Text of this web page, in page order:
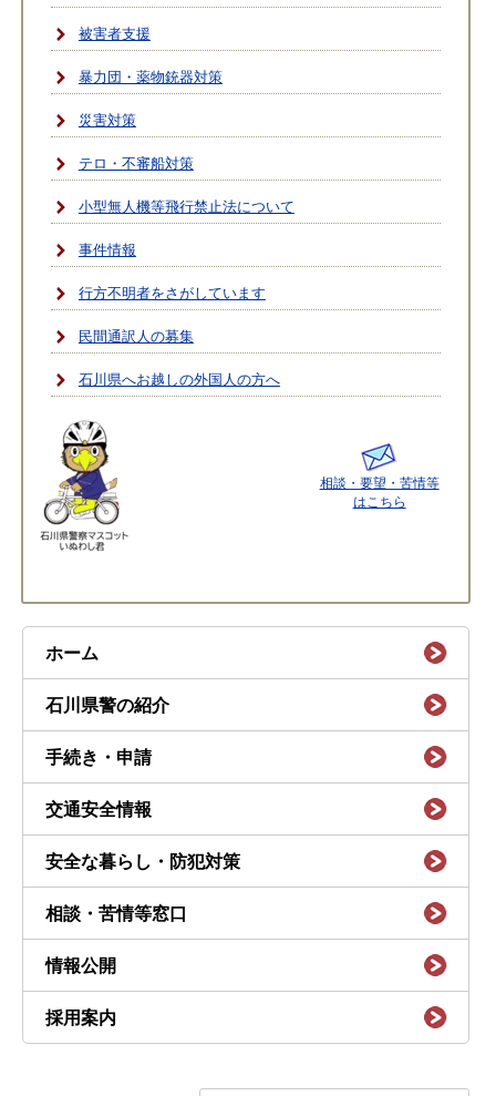
被害者支援
暴力団・薬物銃器対策
災害対策
テロ・不審船対策
小型無人機等飛行禁止法について
事件情報
行方不明者をさがしています
民間通訳人の募集
石川県へお越しの外国人の方へ
相談・要望・苦情等
はこちら
ホーム
石川県警の紹介
手続き・申請
交通安全情報
安全な暮らし・防犯対策
相談・苦情等窓口
情報公開
採用案内